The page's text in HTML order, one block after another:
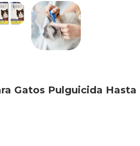
Gatos Pulguicida Hasta